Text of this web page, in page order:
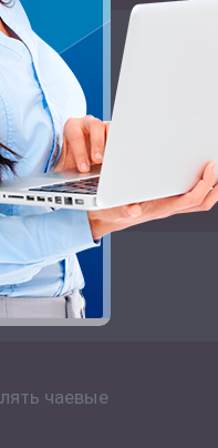
период 2021–2026 гг
5 часов
чаевые